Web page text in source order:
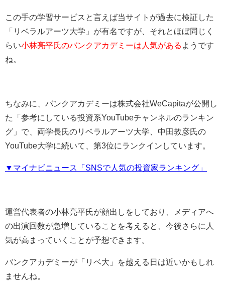
この手の学習サービスと言えば当サイトが過去に検証した
「リベラルアーツ大学」が有名ですが、それとほぼ同じく
らい小林亮平氏のバンクアカデミーは人気がある ようです
ね。
ちなみに、バンクアカデミーは株式会社WeCapitaが公開し
た「参考にしている投資系YouTubeチャンネルのランキン
グ」で、両学長氏のリベラルアーツ大学、中田敦彦氏の
YouTube大学に続いて、第3位にランクインしています。
▼マイナビニュース「SNSで人気の投資家ランキング」
運営代表者の小林亮平氏が顔出しをしており、メディアへ
の出演回数が急増していることを考えると、今後さらに人
気が高まっていくことが予想できます。
バンクアカデミーが「リベ大」を越える日は近いかもしれ
ませんね。